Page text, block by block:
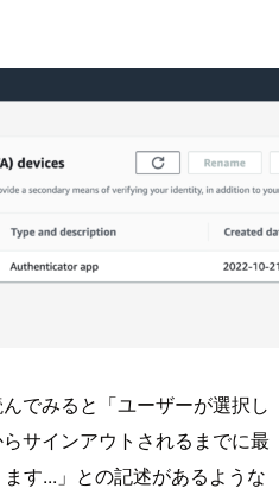
でみると「ユーザーが選択し
サインアウトされるまでに最
す...」との記述があるような